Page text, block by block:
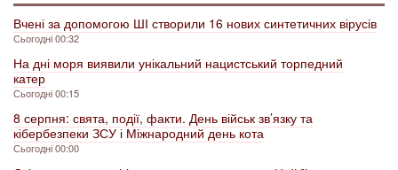
Вчені за допомогою ШІ створили 16 нових синтетичних вірусів
Сьогодні 00:32
На дні моря виявили унікальний нацистський торпедний
катер
Сьогодні 00:15
8 серпня: свята, події, факти. День військ зв’язку та
кібербезпеки ЗСУ і Міжнародний день кота
Сьогодні 00:00